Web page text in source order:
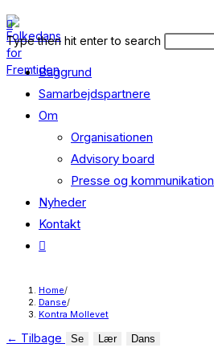
Skip
to
content
Search
this
website
Type then hit enter to search
Baggrund
Samarbejdspartnere
Om
Organisationen
Advisory board
Presse og kommunikation
Nyheder
Kontakt
Toggle
search
Home/
Danse/
Kontra Mollevet
← Tilbage Se Lær Dans